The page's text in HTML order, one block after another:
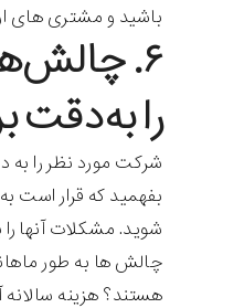
باشید و مشتری های
۶.
را به‌دقت
شرکت مورد نظر را به
بفهمید که قرار است
شوید. مشکلات آنها
چالش ها به طور
هستند؟ هزینه